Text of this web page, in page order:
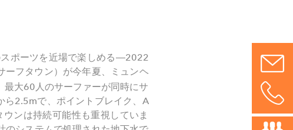
ポーツを近場で楽しめる―2022
ーフタウン）が今年夏、ミュンヘ
最大60人のサーファーが同時にサ
ら2.5mで、ポイントブレイク、A
ンは持続可能性も重視していま